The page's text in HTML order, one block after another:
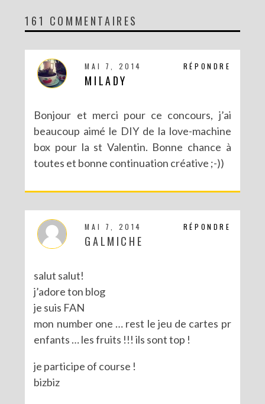
CONCOURS AVEC SERGENT MAJOR
161 COMMENTAIRES
RÉPONDRE
MAI 7, 2014
MILADY
Bonjour et merci pour ce concours, j’ai
beaucoup aimé le DIY de la love-machine
box pour la st Valentin. Bonne chance à
toutes et bonne continuation créative ;-))
RÉPONDRE
MAI 7, 2014
GALMICHE
salut salut!
j’adore ton blog
je suis FAN
mon number one … rest le jeu de cartes pr
enfants … les fruits !!! ils sont top !
je participe of course !
bizbiz